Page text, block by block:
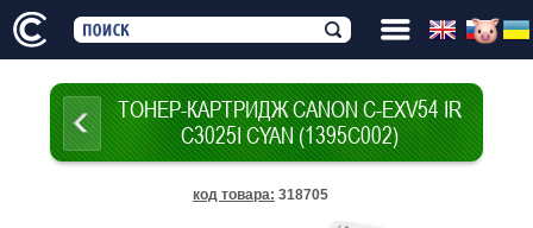
ТОНЕР-КАРТРИДЖ CANON C-EXV54 IR
C3025I CYAN (1395C002)
код товара: 318705